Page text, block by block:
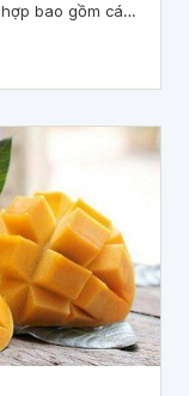
bao gồm các
hợp hiếm